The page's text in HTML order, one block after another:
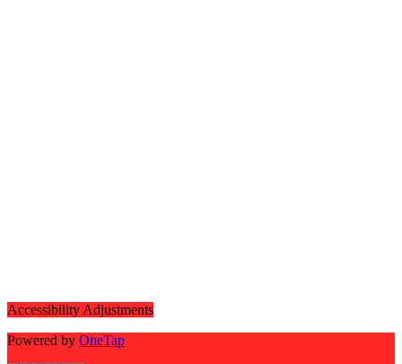
Accessibility Adjustments
Powered by OneTap